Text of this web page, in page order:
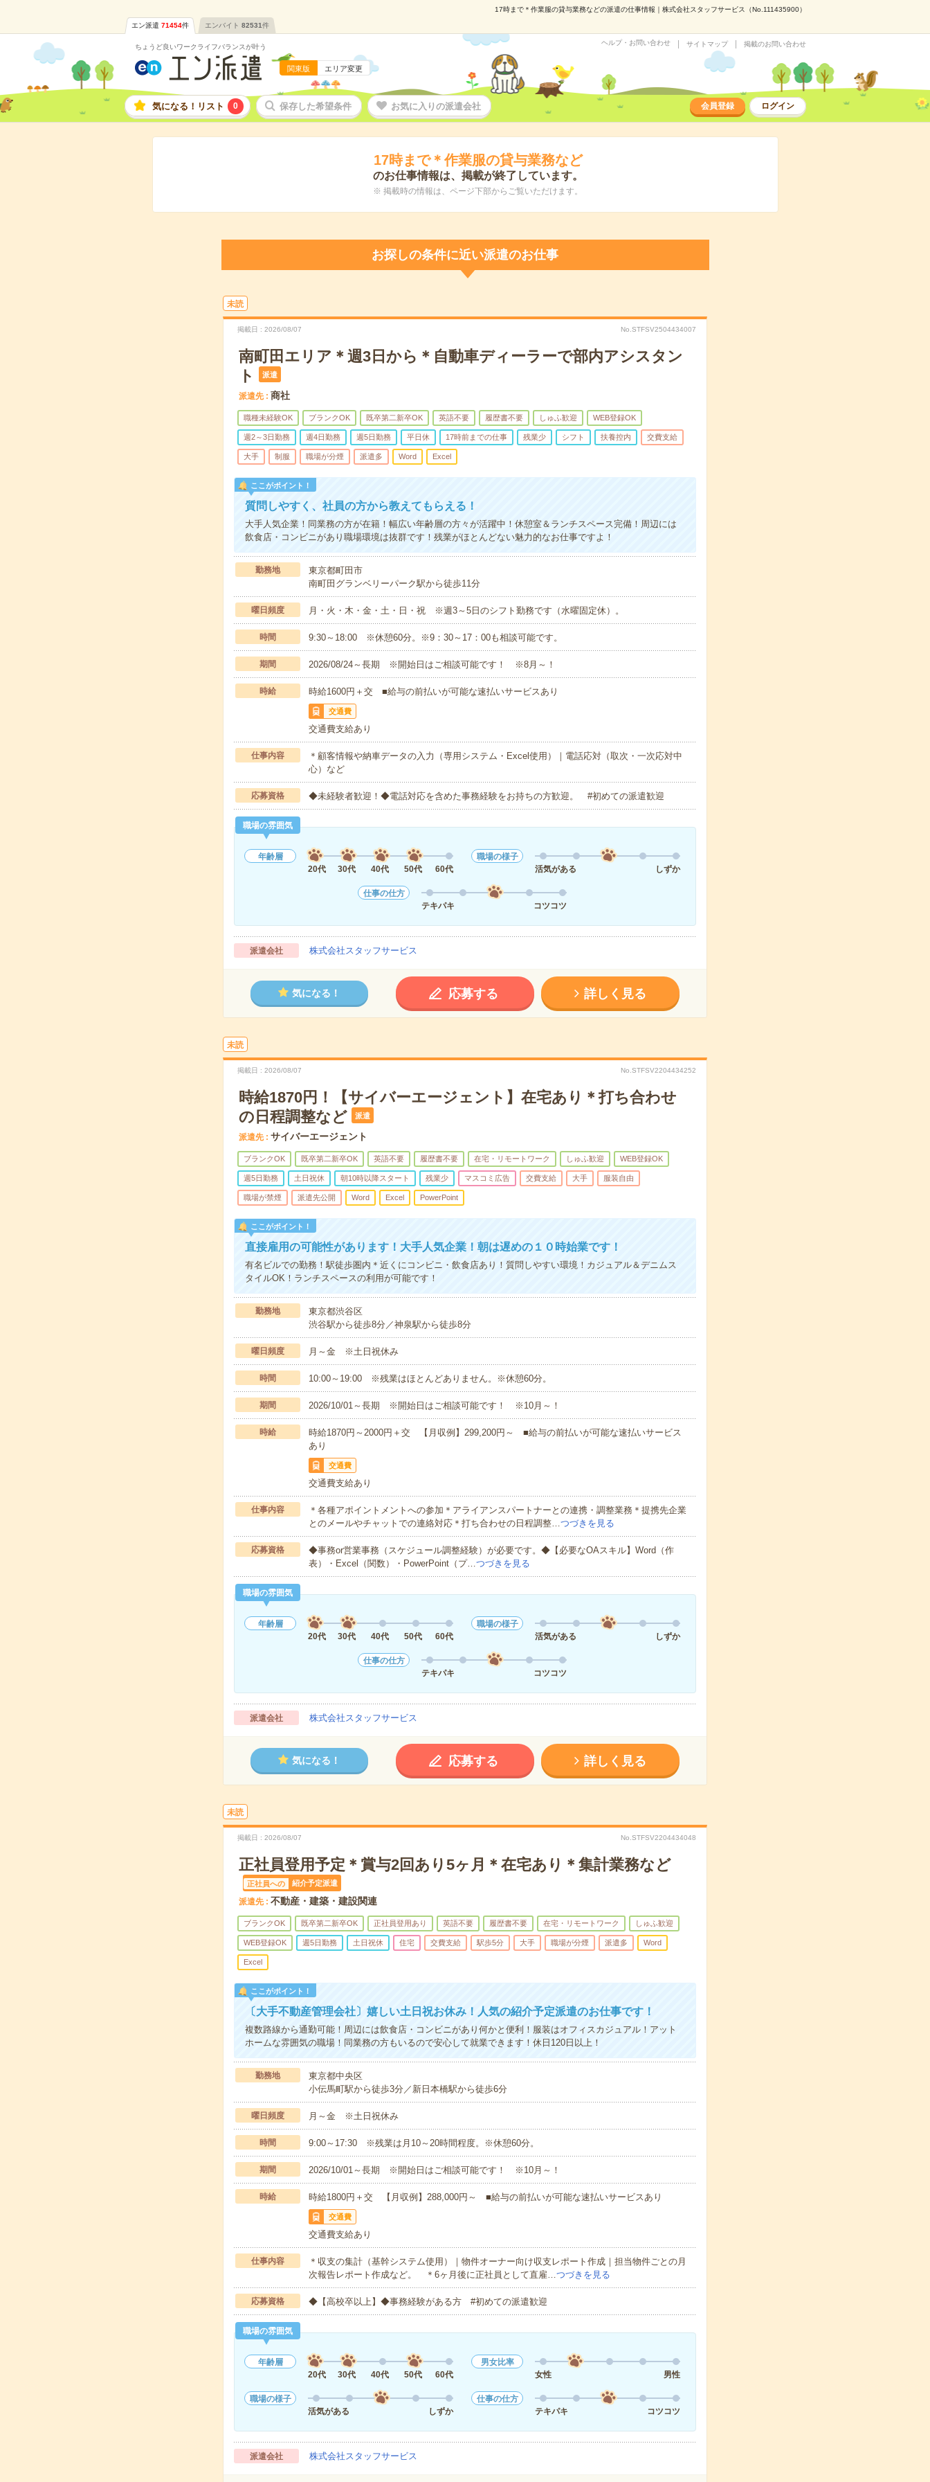
17時まで＊作業服の貸与業務などの派遣の仕事情報｜株式会社スタッフサービス（No.111435900）
エン派遣 71454件 エンバイト 82531件
ちょうど良いワークライフバランスが叶う
関東版 エリア変更
ヘルプ・お問い合わせ サイトマップ 掲載のお問い合わせ
気になる！リスト 0 保存した希望条件 お気に入りの派遣会社 会員登録 ログイン
17時まで＊作業服の貸与業務など
のお仕事情報は、掲載が終了しています。
※ 掲載時の情報は、ページ下部からご覧いただけます。
お探しの条件に近い派遣のお仕事
未読
掲載日 2026/08/07 No.STFSV2504434007
南町田エリア＊週3日から＊自動車ディーラーで部内アシスタン
ト
派遣
派遣先 商社
職種未経験OK ブランクOK 既卒第二新卒OK 英語不要 履歴書不要 しゅふ歓迎 WEB登録OK
週2～3日勤務 週4日勤務 週5日勤務 平日休 17時前までの仕事 残業少 シフト 扶養控内 交費支給
大手 制服 職場が分煙 派遣多 Word Excel
ここがポイント！
質問しやすく、社員の方から教えてもらえる！
大手人気企業！同業務の方が在籍！幅広い年齢層の方々が活躍中！休憩室＆ランチスペース完備！周辺には
飲食店・コンビニがあり職場環境は抜群です！残業がほとんどない魅力的なお仕事ですよ！
勤務地
東京都町田市
南町田グランベリーパーク駅から徒歩11分
曜日頻度 月・火・木・金・土・日・祝 ※週3～5日のシフト勤務です（水曜固定休）。
時間 9:30～18:00 ※休憩60分。※9：30～17：00も相談可能です。
期間 2026/08/24～長期 ※開始日はご相談可能です！ ※8月～！
時給 時給1600円＋交 ■給与の前払いが可能な速払いサービスあり
交通費
交通費支給あり
仕事内容
＊顧客情報や納車データの入力（専用システム・Excel使用）｜電話応対（取次・一次応対中
心）など
応募資格 ◆未経験者歓迎！◆電話対応を含めた事務経験をお持ちの方歓迎。 #初めての派遣歓迎
職場の雰囲気
年齢層
20代
30代 40代 50代 60代
職場の様子
活気がある
しずか
仕事の仕方
テキパキ
コツコツ
派遣会社 株式会社スタッフサービス
気になる！ 応募する 詳しく見る
未読
掲載日 2026/08/07 No.STFSV2204434252
時給1870円！【サイバーエージェント】在宅あり＊打ち合わせ
の日程調整など
派遣
派遣先 サイバーエージェント
ブランクOK 既卒第二新卒OK 英語不要 履歴書不要 在宅・リモートワーク しゅふ歓迎 WEB登録OK
週5日勤務 土日祝休 朝10時以降スタート 残業少 マスコミ広告 交費支給 大手 服装自由
職場が禁煙 派遣先公開 Word Excel PowerPoint
ここがポイント！
直接雇用の可能性があります！大手人気企業！朝は遅めの１０時始業です！
有名ビルでの勤務！駅徒歩圏内＊近くにコンビニ・飲食店あり！質問しやすい環境！カジュアル＆デニムス
タイルOK！ランチスペースの利用が可能です！
勤務地
東京都渋谷区
渋谷駅から徒歩8分／神泉駅から徒歩8分
曜日頻度 月～金 ※土日祝休み
時間 10:00～19:00 ※残業はほとんどありません。※休憩60分。
期間 2026/10/01～長期 ※開始日はご相談可能です！ ※10月～！
時給
時給1870円～2000円＋交 【月収例】299,200円～ ■給与の前払いが可能な速払いサービス
あり
交通費
交通費支給あり
仕事内容
＊各種アポイントメントへの参加＊アライアンスパートナーとの連携・調整業務＊提携先企業
とのメールやチャットでの連絡対応＊打ち合わせの日程調整…つづきを見る
応募資格
◆事務or営業事務（スケジュール調整経験）が必要です。◆【必要なOAスキル】Word（作
表）・Excel（関数）・PowerPoint（プ…つづきを見る
職場の雰囲気
年齢層
20代
30代 40代 50代 60代
職場の様子
活気がある
しずか
仕事の仕方
テキパキ
コツコツ
派遣会社 株式会社スタッフサービス
気になる！ 応募する 詳しく見る
未読
掲載日 2026/08/07 No.STFSV2204434048
正社員登用予定＊賞与2回あり5ヶ月＊在宅あり＊集計業務など
正社員への 紹介予定派遣
派遣先 不動産・建築・建設関連
ブランクOK 既卒第二新卒OK 正社員登用あり 英語不要 履歴書不要 在宅・リモートワーク しゅふ歓迎
WEB登録OK 週5日勤務 土日祝休 住宅 交費支給 駅歩5分 大手 職場が分煙 派遣多 Word
Excel
ここがポイント！
〔大手不動産管理会社〕嬉しい土日祝お休み！人気の紹介予定派遣のお仕事です！
複数路線から通勤可能！周辺には飲食店・コンビニがあり何かと便利！服装はオフィスカジュアル！アット
ホームな雰囲気の職場！同業務の方もいるので安心して就業できます！休日120日以上！
勤務地
東京都中央区
小伝馬町駅から徒歩3分／新日本橋駅から徒歩6分
曜日頻度 月～金 ※土日祝休み
時間 9:00～17:30 ※残業は月10～20時間程度。※休憩60分。
期間 2026/10/01～長期 ※開始日はご相談可能です！ ※10月～！
時給 時給1800円＋交 【月収例】288,000円～ ■給与の前払いが可能な速払いサービスあり
交通費
交通費支給あり
仕事内容
＊収支の集計（基幹システム使用）｜物件オーナー向け収支レポート作成｜担当物件ごとの月
次報告レポート作成など。 ＊6ヶ月後に正社員として直雇…つづきを見る
応募資格 ◆【高校卒以上】◆事務経験がある方 #初めての派遣歓迎
職場の雰囲気
年齢層
20代
30代 40代 50代 60代
男女比率
女性
男性
職場の様子
活気がある
しずか
仕事の仕方
テキパキ
コツコツ
派遣会社 株式会社スタッフサービス